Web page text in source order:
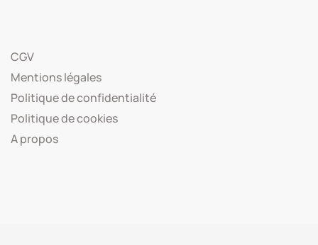
CGV
Mentions légales
Politique de confidentialité
Politique de cookies
A propos